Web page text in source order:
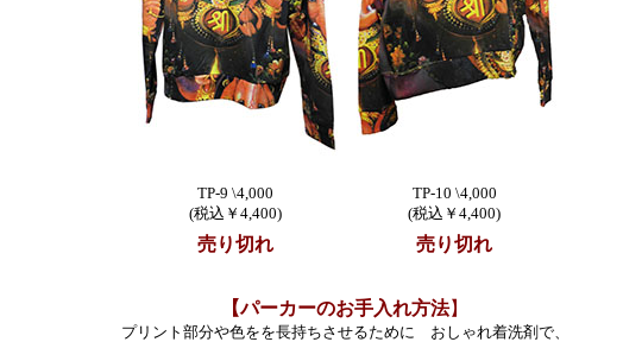
TP-9 \4,000
(税込￥4,400)
TP-10 \4,000
(税込￥4,400)
売り切れ 売り切れ
【パーカーのお手入れ方法】
プリント部分や色をを長持ちさせるために おしゃれ着洗剤で、